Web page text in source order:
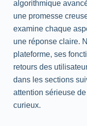
algorithmique
une promesse
examine chaque
une réponse claire.
plateforme, ses
retours des
dans les sections
attention sérieuse
curieux.